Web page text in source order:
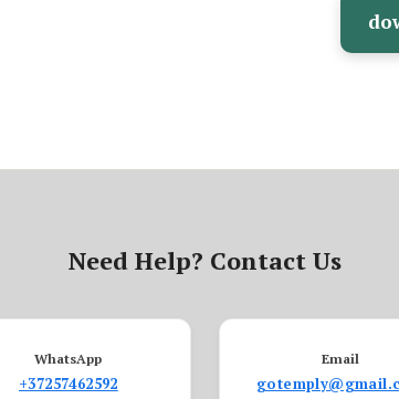
Need Help? Contact Us
WhatsApp
+37257462592
Email